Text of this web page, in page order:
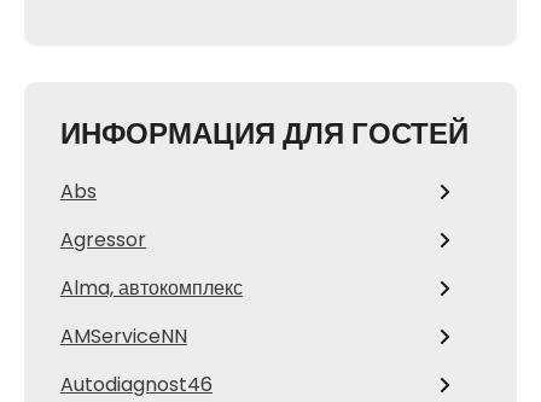
ИНФОРМАЦИЯ ДЛЯ ГОСТЕЙ
Abs
Agressor
Alma, автокомплекс
AMServiceNN
Autodiagnost46